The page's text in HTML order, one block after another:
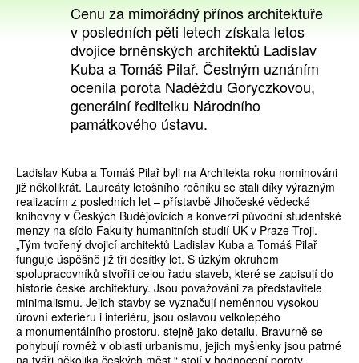
Cenu za mimořádný přínos architektuře
v posledních pěti letech získala letos
dvojice brněnských architektů Ladislav
Kuba a Tomáš Pilař. Čestným uznáním
ocenila porota Naděždu Goryczkovou,
generální ředitelku Národního
památkového ústavu.
Ladislav Kuba a Tomáš Pilař byli na Architekta roku nominováni
již několikrát. Laureáty letošního ročníku se stali díky výrazným
realizacím z posledních let – přístavbě Jihočeské vědecké
knihovny v Českých Budějovicích a konverzi původní studentské
menzy na sídlo Fakulty humanitních studií UK v Praze-Troji.
„Tým tvořený dvojicí architektů Ladislav Kuba a Tomáš Pilař
funguje úspěšně již tři desítky let. S úzkým okruhem
spolupracovníků stvořili celou řadu staveb, které se zapisují do
historie české architektury. Jsou považováni za představitele
minimalismu. Jejich stavby se vyznačují neměnnou vysokou
úrovní exteriéru i interiéru, jsou oslavou velkolepého
a monumentálního prostoru, stejně jako detailu. Bravurně se
pohybují rovněž v oblasti urbanismu, jejich myšlenky jsou patrné